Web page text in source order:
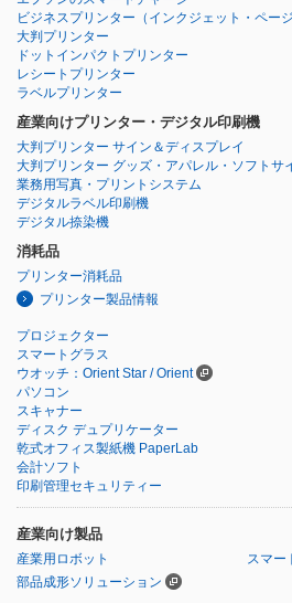
ビジネスプリンター （インクジェット・ペー
大判プリンター
ドットインパクトプリンター
レシートプリンター
ラベルプリンター
産業向けプリンター・デジタル印刷機
大判プリンター サイン＆ディスプレイ
大判プリンター グッズ・アパレル・ソフトサ
業務用写真・プリントシステム
デジタルラベル印刷機
デジタル捺染機
消耗品
プリンター消耗品
プリンター製品情報
プロジェクター
スマートグラス
ウオッチ：Orient Star / Orient
パソコン
スキャナー
ディスク デュプリケーター
乾式オフィス製紙機 PaperLab
会計ソフト
印刷管理セキュリティー
産業向け製品
産業用ロボット
スマー
部品成形ソリューション